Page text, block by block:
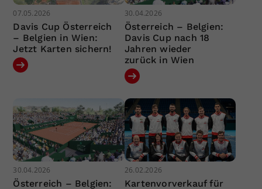
07.05.2026
Davis Cup Österreich
– Belgien in Wien:
Jetzt Karten sichern!
30.04.2026
Österreich – Belgien:
Davis Cup nach 18
Jahren wieder
zurück in Wien
30.04.2026
Österreich – Belgien:
26.02.2026
Kartenvorverkauf für